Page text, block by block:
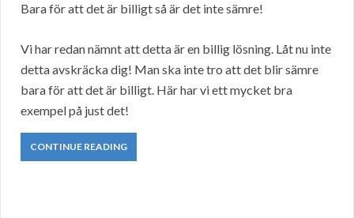
Bara för att det är billigt så är det inte sämre!
Vi har redan nämnt att detta är en billig lösning. Låt nu inte
detta avskräcka dig! Man ska inte tro att det blir sämre
bara för att det är billigt. Här har vi ett mycket bra
exempel på just det!
CONTINUE READING